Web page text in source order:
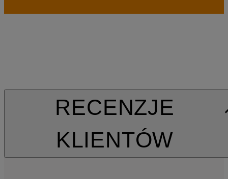
RECENZJE
KLIENTÓW